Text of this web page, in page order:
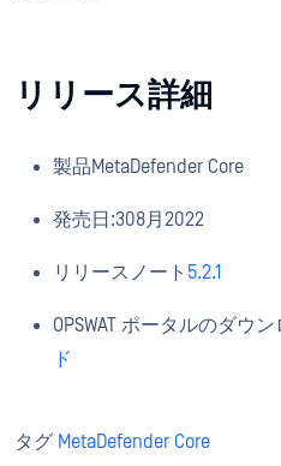
リリース詳細
製品MetaDefender Core
発売日:308月2022
リリースノート 5.2.1
OPSWAT ポータルのダウ
ド
タグ MetaDefender Core